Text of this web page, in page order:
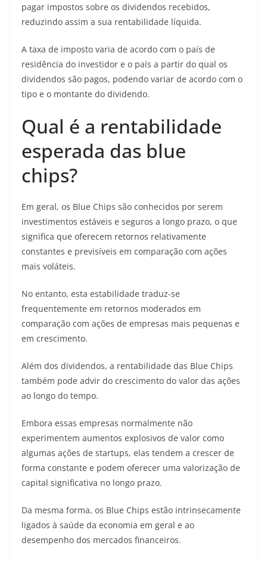
pagar impostos sobre os dividendos recebidos,
reduzindo assim a sua rentabilidade líquida.
A taxa de imposto varia de acordo com o país de
residência do investidor e o país a partir do qual os
dividendos são pagos, podendo variar de acordo com o
tipo e o montante do dividendo.
Qual é a rentabilidade
esperada das blue
chips?
Em geral, os Blue Chips são conhecidos por serem
investimentos estáveis e seguros a longo prazo, o que
significa que oferecem retornos relativamente
constantes e previsíveis em comparação com ações
mais voláteis.
No entanto, esta estabilidade traduz-se
frequentemente em retornos moderados em
comparação com ações de empresas mais pequenas e
em crescimento.
Além dos dividendos, a rentabilidade das Blue Chips
também pode advir do crescimento do valor das ações
ao longo do tempo.
Embora essas empresas normalmente não
experimentem aumentos explosivos de valor como
algumas ações de startups, elas tendem a crescer de
forma constante e podem oferecer uma valorização de
capital significativa no longo prazo.
Da mesma forma, os Blue Chips estão intrinsecamente
ligados à saúde da economia em geral e ao
desempenho dos mercados financeiros.